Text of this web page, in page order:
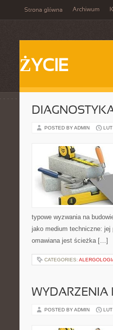
Strona główna Archiwum
ŻYCIE
POSTED BY ADMIN
typowe wyzwania na
jako medium techniczne: jej
omawiana jest ścieżka […]
CATEGORIES:
WYDARZENIA
POSTED BY ADMIN